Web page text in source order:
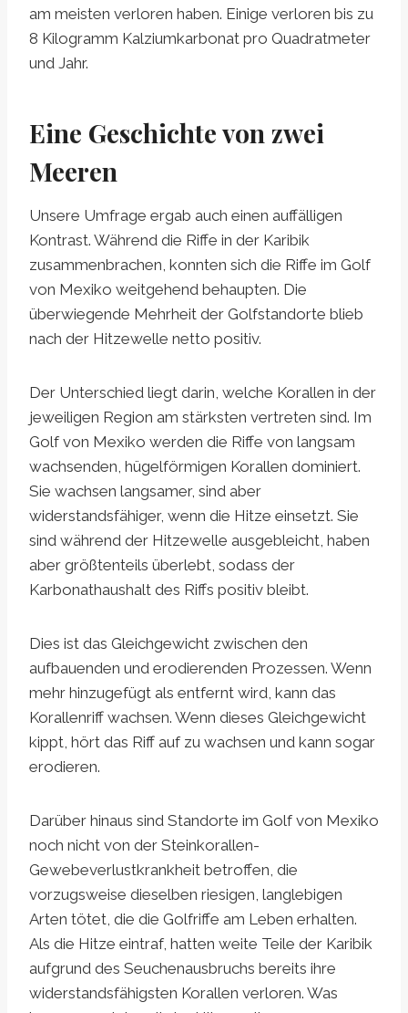
am meisten verloren haben. Einige verloren bis zu
8 Kilogramm Kalziumkarbonat pro Quadratmeter
und Jahr.
Eine Geschichte von zwei
Meeren
Unsere Umfrage ergab auch einen auffälligen
Kontrast. Während die Riffe in der Karibik
zusammenbrachen, konnten sich die Riffe im Golf
von Mexiko weitgehend behaupten. Die
überwiegende Mehrheit der Golfstandorte blieb
nach der Hitzewelle netto positiv.
Der Unterschied liegt darin, welche Korallen in der
jeweiligen Region am stärksten vertreten sind. Im
Golf von Mexiko werden die Riffe von langsam
wachsenden, hügelförmigen Korallen dominiert.
Sie wachsen langsamer, sind aber
widerstandsfähiger, wenn die Hitze einsetzt. Sie
sind während der Hitzewelle ausgebleicht, haben
aber größtenteils überlebt, sodass der
Karbonathaushalt des Riffs positiv bleibt.
Dies ist das Gleichgewicht zwischen den
aufbauenden und erodierenden Prozessen. Wenn
mehr hinzugefügt als entfernt wird, kann das
Korallenriff wachsen. Wenn dieses Gleichgewicht
kippt, hört das Riff auf zu wachsen und kann sogar
erodieren.
Darüber hinaus sind Standorte im Golf von Mexiko
noch nicht von der Steinkorallen-
Gewebeverlustkrankheit betroffen, die
vorzugsweise dieselben riesigen, langlebigen
Arten tötet, die die Golfriffe am Leben erhalten.
Als die Hitze eintraf, hatten weite Teile der Karibik
aufgrund des Seuchenausbruchs bereits ihre
widerstandsfähigsten Korallen verloren. Was